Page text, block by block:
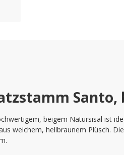
Santo,
beigem Natursisal ist
weichem, hellbraunem Plüsch.